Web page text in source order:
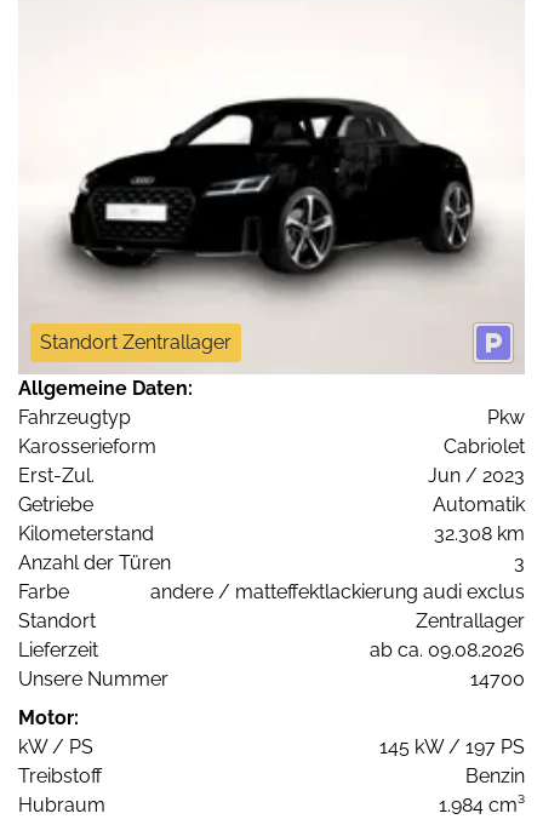
Standort Zentrallager
Allgemeine Daten:
Fahrzeugtyp
Pkw
Karosserieform
Cabriolet
Erst-Zul.
Jun / 2023
Getriebe
Automatik
Kilometerstand
32.308 km
Anzahl der Türen
3
Farbe
andere / matteffektlackierung audi exclus
Standort
Zentrallager
Lieferzeit
ab ca. 09.08.2026
Unsere Nummer
14700
Motor:
kW / PS
145 kW / 197 PS
Treibstoff
Benzin
Hubraum
1.984 cm³